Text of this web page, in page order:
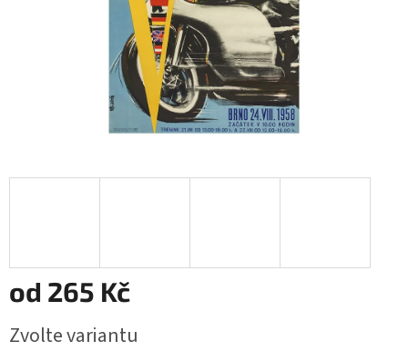
od 265 Kč
cena:
Zvolte variantu